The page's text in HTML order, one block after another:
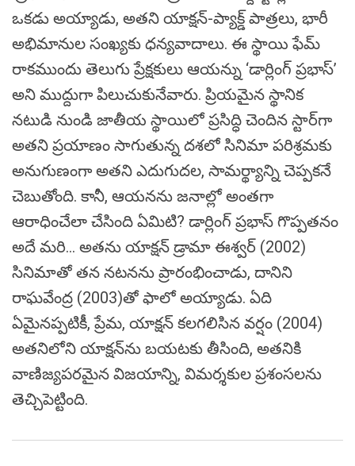
ఒకడు అయ్యాడు, అతని యాక్షన్-ప్యాక్డ్ పాత్రలు, భారీ
అభిమానుల సంఖ్యకు ధన్యవాదాలు. ఈ స్థాయి ఫేమ్
రాకముందు తెలుగు ప్రేక్షకులు ఆయన్ను ‘డార్లింగ్ ప్రభాస్’
అని ముద్దుగా పిలుచుకునేవారు. ప్రియమైన స్థానిక
నటుడి నుండి జాతీయ స్థాయిలో ప్రసిద్ధి చెందిన స్టార్‌గా
అతని ప్రయాణం సాగుతున్న దశలో సినిమా పరిశ్రమకు
అనుగుణంగా అతని ఎదుగుదల, సామర్థ్యాన్ని చెప్పకనే
చెబుతోంది. కానీ, ఆయనను జనాల్లో అంతగా
ఆరాధించేలా చేసింది ఏమిటి? డార్లింగ్ ప్రభాస్ గొప్పతనం
అదే మరి… అతను యాక్షన్ డ్రామా ఈశ్వర్ (2002)
సినిమాతో తన నటనను ప్రారంభించాడు, దానిని
రాఘవేంద్ర (2003)తో ఫాలో అయ్యాడు. ఏది
ఏమైనప్పటికీ, ప్రేమ, యాక్షన్ కలగలిసిన వర్షం (2004)
అతనిలోని యాక్షన్‌ను బయటకు తీసింది, అతనికి
వాణిజ్యపరమైన విజయాన్ని, విమర్శకుల ప్రశంసలను
తెచ్చిపెట్టింది.